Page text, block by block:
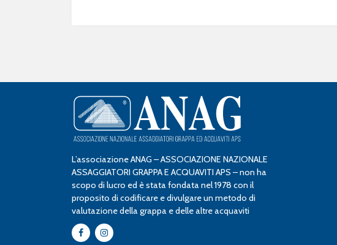
L’associazione ANAG – ASSOCIAZIONE NAZIONALE
ASSAGGIATORI GRAPPA E ACQUAVITI APS – non ha
scopo di lucro ed è stata fondata nel 1978 con il
proposito di codificare e divulgare un metodo di
valutazione della grappa e delle altre acquaviti